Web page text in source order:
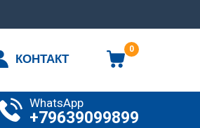
0
КОНТАКТ
WhatsApp
+79639099899